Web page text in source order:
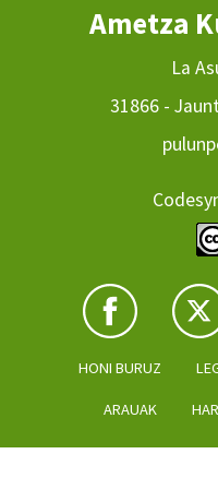
Ametza
La
31866 -
HONI BURUZ
ARAUAK